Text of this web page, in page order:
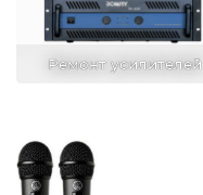
Ремонт усилителей